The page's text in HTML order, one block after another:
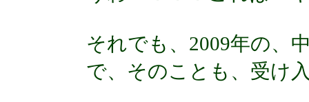
それでも、2009年の、
で、そのことも、受け